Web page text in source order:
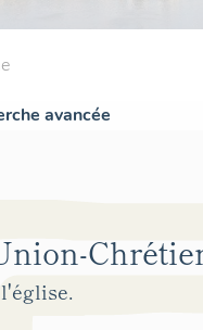
avancée